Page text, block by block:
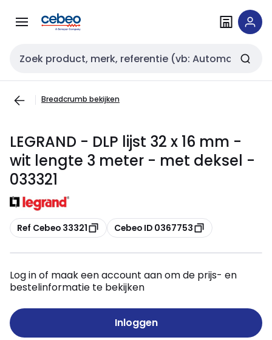
naar
naar
Zoekveld invoer
Breadcrumb bekijken
LEGRAND - DLP lijst 32 x 16 mm -
wit lengte 3 meter - met deksel -
033321
Kopiëren
Ref Cebeo 33321 Kopiëren
Cebeo ID 0367753
Log in of maak een account aan om de prijs- en
bestelinformatie te bekijken
Inloggen